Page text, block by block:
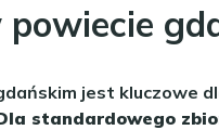
jest
standardowego